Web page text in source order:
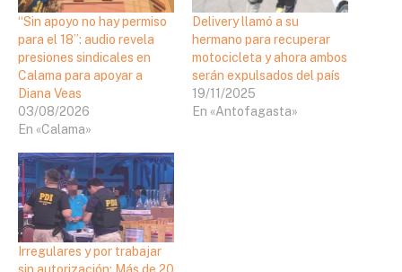
“Sin apoyo no hay permiso
para el 18”: audio revela
presiones sindicales en
Calama para apoyar a
Diana Veas
03/08/2026
En «Calama»
Delivery llamó a su
hermano para recuperar
motocicleta y ahora ambos
serán expulsados del país
19/11/2025
En «Antofagasta»
Irregulares y por trabajar
sin autorización: Más de 20